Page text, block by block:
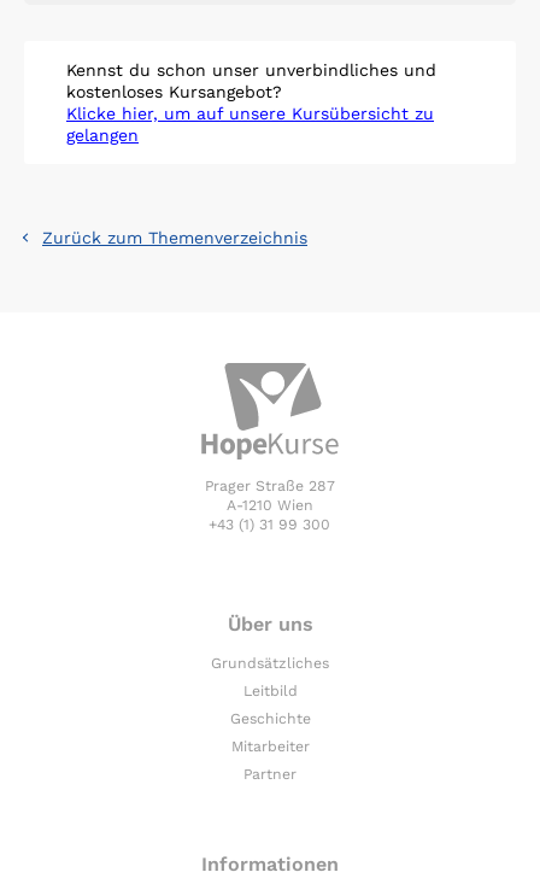
Kennst du schon unser unverbindliches und
kostenloses Kursangebot?
Klicke hier, um auf unsere Kursübersicht zu
gelangen
Zurück zum Themenverzeichnis
Prager Straße 287
A-1210 Wien
+43 (1) 31 99 300
Über uns
Grundsätzliches
Leitbild
Geschichte
Mitarbeiter
Partner
Informationen